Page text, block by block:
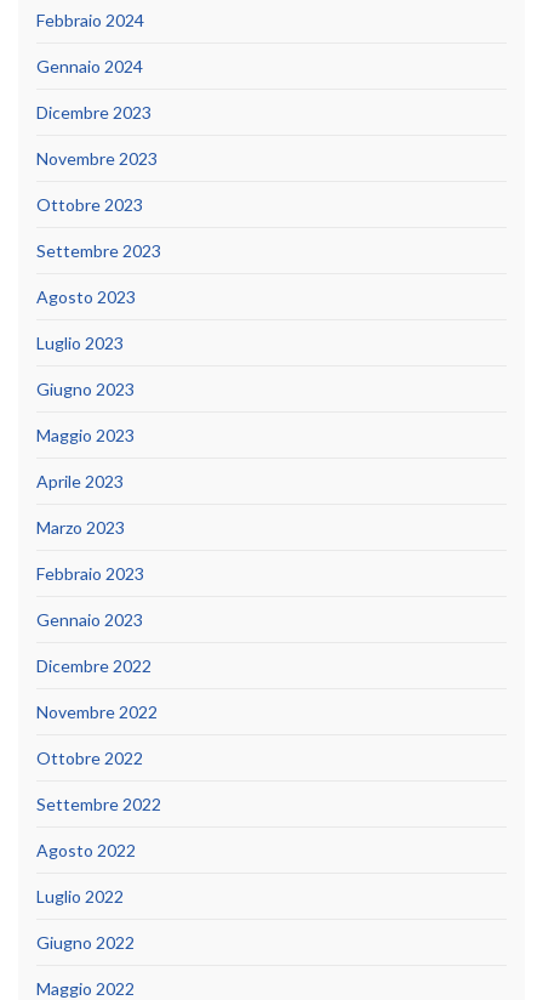
Febbraio 2024
Gennaio 2024
Dicembre 2023
Novembre 2023
Ottobre 2023
Settembre 2023
Agosto 2023
Luglio 2023
Giugno 2023
Maggio 2023
Aprile 2023
Marzo 2023
Febbraio 2023
Gennaio 2023
Dicembre 2022
Novembre 2022
Ottobre 2022
Settembre 2022
Agosto 2022
Luglio 2022
Giugno 2022
Maggio 2022